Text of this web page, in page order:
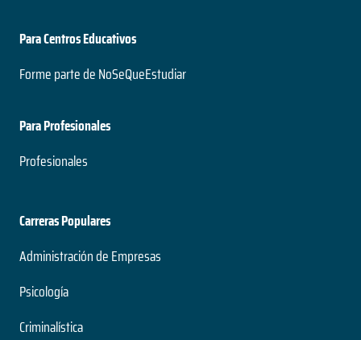
Para Centros Educativos
Forme parte de NoSeQueEstudiar
Para Profesionales
Profesionales
Carreras Populares
Administración de Empresas
Psicología
Criminalística